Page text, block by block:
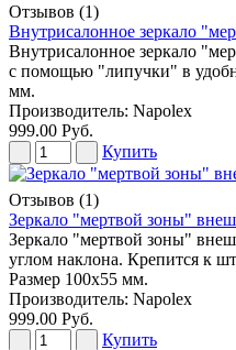
Отзывов (1)
Внутрисалонное зеркало
Внутрисалонное зеркало
с помощью "липучки" в
мм.
Производитель: Napolex
999.00 Руб.
Купить
Отзывов (1)
Зеркало "мертвой зоны"
Зеркало "мертвой зоны"
углом наклона. Крепится к
Размер 100х55 мм.
Производитель: Napolex
999.00 Руб.
Купить